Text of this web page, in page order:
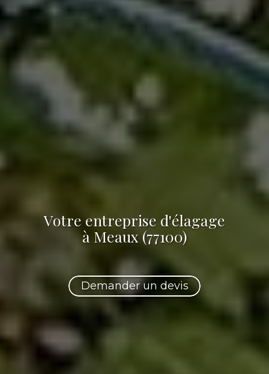
Votre entreprise d'élagage
à Meaux (77100)
Demander un devis